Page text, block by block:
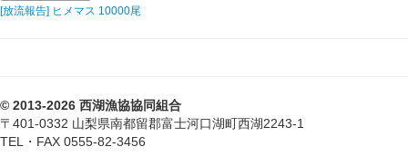
[放流報告] ヒメマス 10000尾
© 2013-2026 西湖漁協協同組合
〒401-0332 山梨県南都留郡富士河口湖町西湖2243-1
TEL・FAX 0555-82-3456